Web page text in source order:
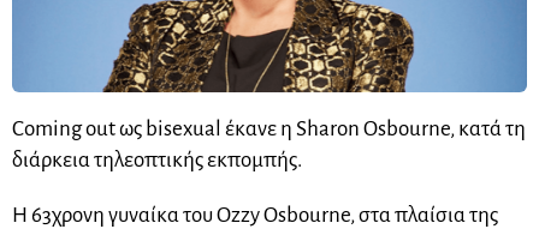
Coming out ως bisexual έκανε η Sharon Osbourne, κατά τη
διάρκεια τηλεοπτικής εκπομπής.
Η 63χρονη γυναίκα του Ozzy Osbourne, στα πλαίσια της